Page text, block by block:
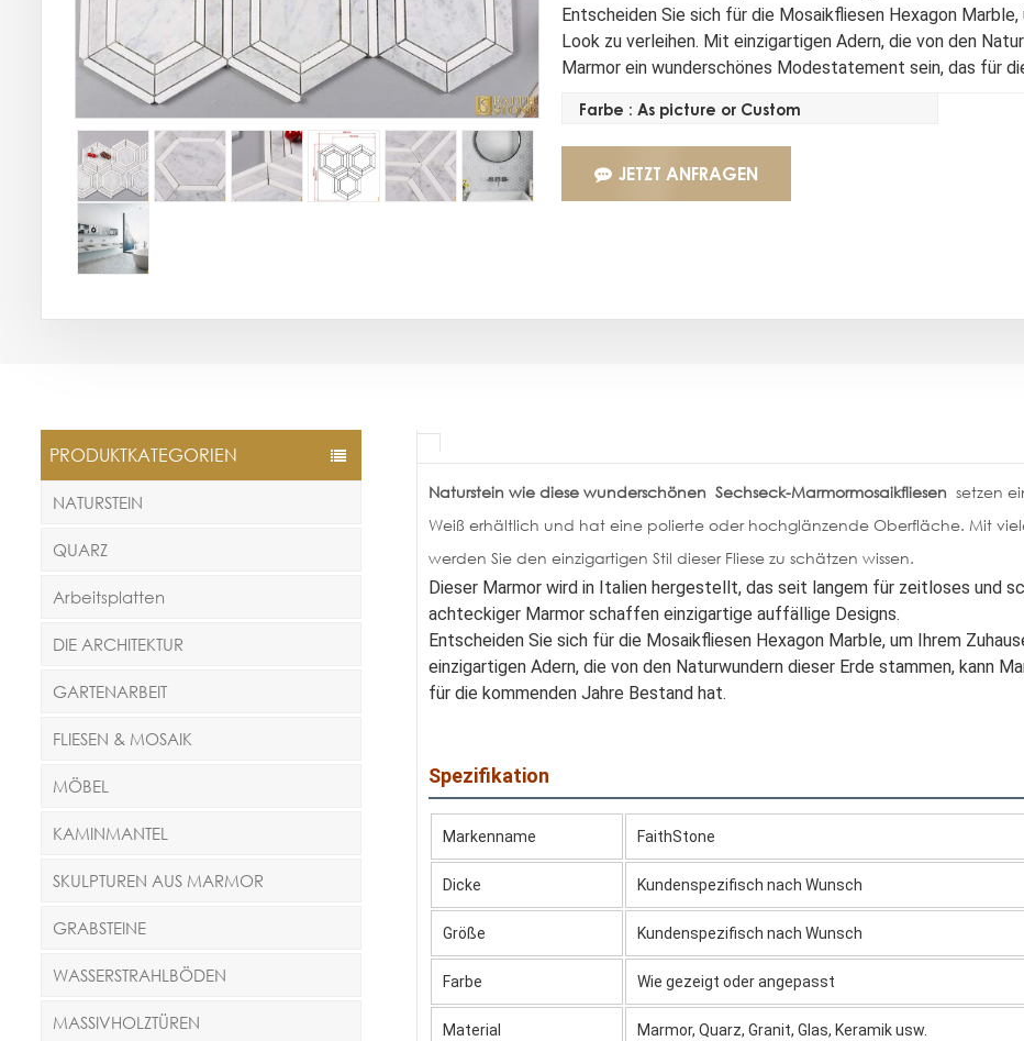
Entscheiden Sie sich für die Mosaikfliesen Hexagon
Look zu verleihen. Mit einzigartigen Adern, die von den
Marmor ein wunderschönes Modestatement sein, das für
Farbe : As picture or Custom
JETZT ANFRAGEN
PRODUKTKATEGORIEN
NATURSTEIN
QUARZ
Arbeitsplatten
DIE ARCHITEKTUR
GARTENARBEIT
FLIESEN & MOSAIK
MÖBEL
KAMINMANTEL
SKULPTUREN AUS MARMOR
GRABSTEINE
WASSERSTRAHLBÖDEN
MASSIVHOLZTÜREN
Naturstein wie diese wunderschönen Sechseck-Marmormosaikfliesen setzen
Weiß erhältlich und hat eine polierte oder hochglänzende Oberfläche. Mit
werden Sie den einzigartigen Stil dieser Fliese zu schätzen wissen.
Dieser Marmor wird in Italien hergestellt, das seit langem für zeitloses und
achteckiger Marmor schaffen einzigartige auffällige Designs.
Entscheiden Sie sich für die Mosaikfliesen Hexagon Marble, um Ihrem
einzigartigen Adern, die von den Naturwundern dieser Erde stammen, kann
für die kommenden Jahre Bestand hat.
Spezifikation
Markenname FaithStone
Dicke Kundenspezifisch nach Wunsch
Größe Kundenspezifisch nach Wunsch
Farbe Wie gezeigt oder angepasst
Material Marmor, Quarz, Granit, Glas, Keramik usw.